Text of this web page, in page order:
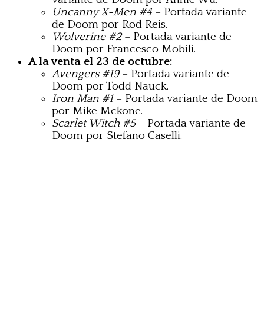
Uncanny X-Men #4– Portada variante
de Doom por Rod Reis.
Wolverine #2– Portada variante de
Doom por Francesco Mobili.
A la venta el 23 de octubre:
Avengers #19– Portada variante de
Doom por Todd Nauck.
Iron Man #1– Portada variante de Doom
por Mike Mckone.
Scarlet Witch #5– Portada variante de
Doom por Stefano Caselli.